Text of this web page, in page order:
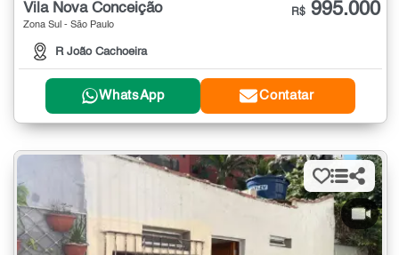
Vila Nova Conceição
Zona Sul - São Paulo
R João Cachoeira
R$ 995.000
WhatsApp Contatar